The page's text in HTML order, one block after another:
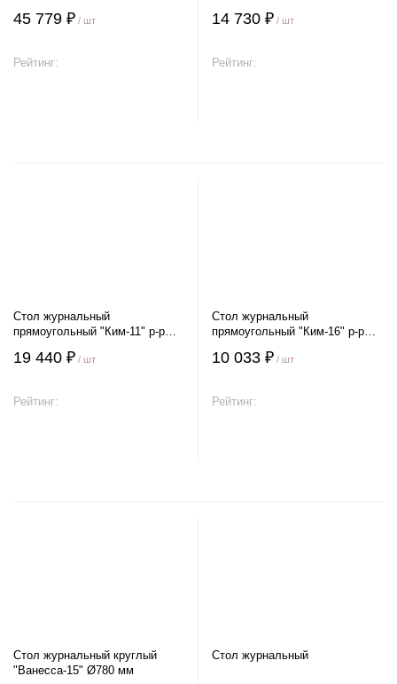
45 779 ₽ / шт
Рейтинг:
14 730 ₽ / шт
Рейтинг:
Стол журнальный
прямоугольный "Ким-11" р-р
19 440 ₽ / шт
Рейтинг:
Стол журнальный
прямоугольный "Ким-16" р-р
10 033 ₽ / шт
Рейтинг:
Стол журнальный круглый
"Ванесса-15" Ø780 мм
Стол журнальный